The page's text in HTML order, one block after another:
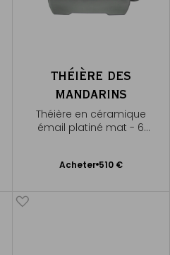
THÉIÈRE DES
MANDARINS
Théière en céramique
émail platiné mat - 6
Acheter 510 €
Ajouter